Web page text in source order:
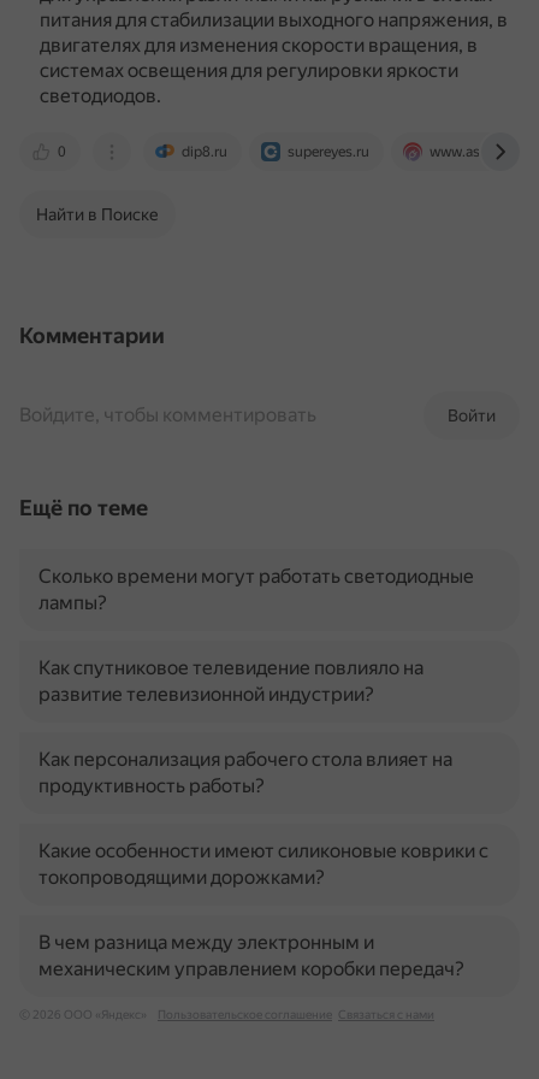
питания для стабилизации выходного напряжения, в
двигателях для изменения скорости вращения, в
системах освещения для регулировки яркости
светодиодов.
0 dip8.ru supereyes.ru www.asutpp.ru
Найти в Поиске
Комментарии
Войти
Войдите, чтобы комментировать
Ещё по теме
Сколько времени могут работать светодиодные
лампы?
Как спутниковое телевидение повлияло на
развитие телевизионной индустрии?
Как персонализация рабочего стола влияет на
продуктивность работы?
Какие особенности имеют силиконовые коврики с
токопроводящими дорожками?
В чем разница между электронным и
механическим управлением коробки передач?
© 2026 ООО «Яндекс» Пользовательское соглашение Связаться с нами